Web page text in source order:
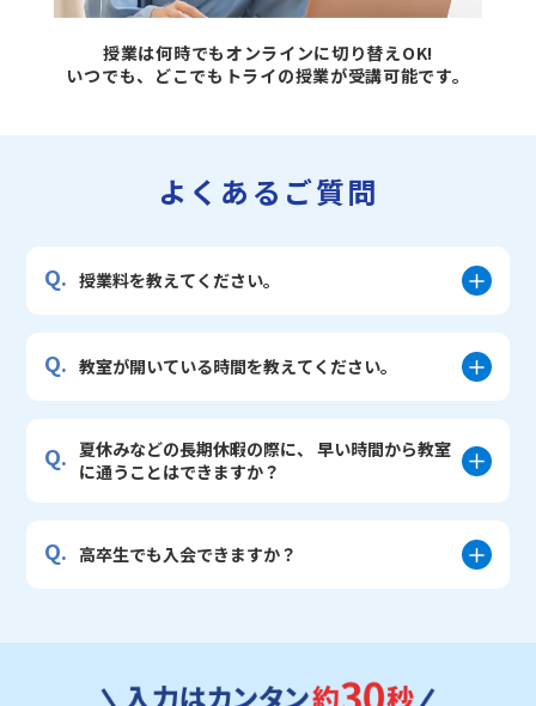
授業は何時でもオンラインに切り替えOK!
いつでも、どこでもトライの授業が受講可能です。
よくあるご質問
Q. 授業料を教えてください。
Q. 教室が開いている時間を教えてください。
Q. 夏休みなどの長期休暇の際に、 早い時間から教室
に通うことはできますか？
Q. 高卒生でも入会できますか？